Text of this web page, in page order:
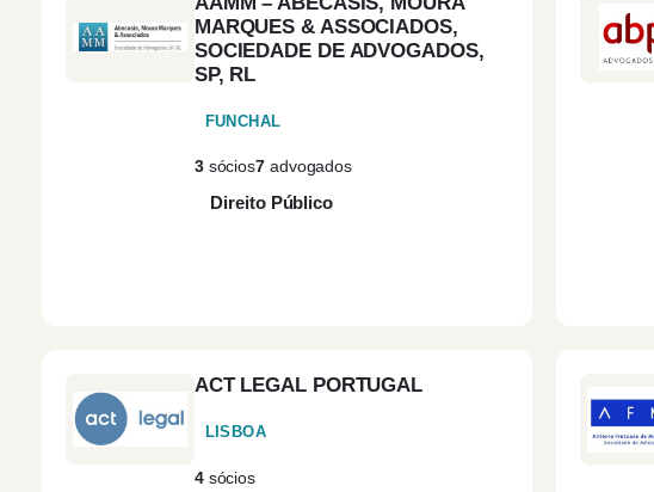
MARQUES & ASSOCIADOS,
SOCIEDADE DE ADVOGADOS,
SP, RL
FUNCHAL
3sócios7 advogados
Direito Público
ACT LEGAL PORTUGAL
LISBOA
4sócios